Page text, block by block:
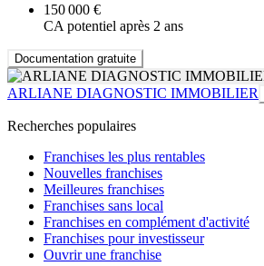
150 000 €
CA potentiel après 2 ans
Documentation gratuite
ARLIANE DIAGNOSTIC IMMOBILIER
Recherches populaires
Franchises les plus rentables
Nouvelles franchises
Meilleures franchises
Franchises sans local
Franchises en complément d'activité
Franchises pour investisseur
Ouvrir une franchise